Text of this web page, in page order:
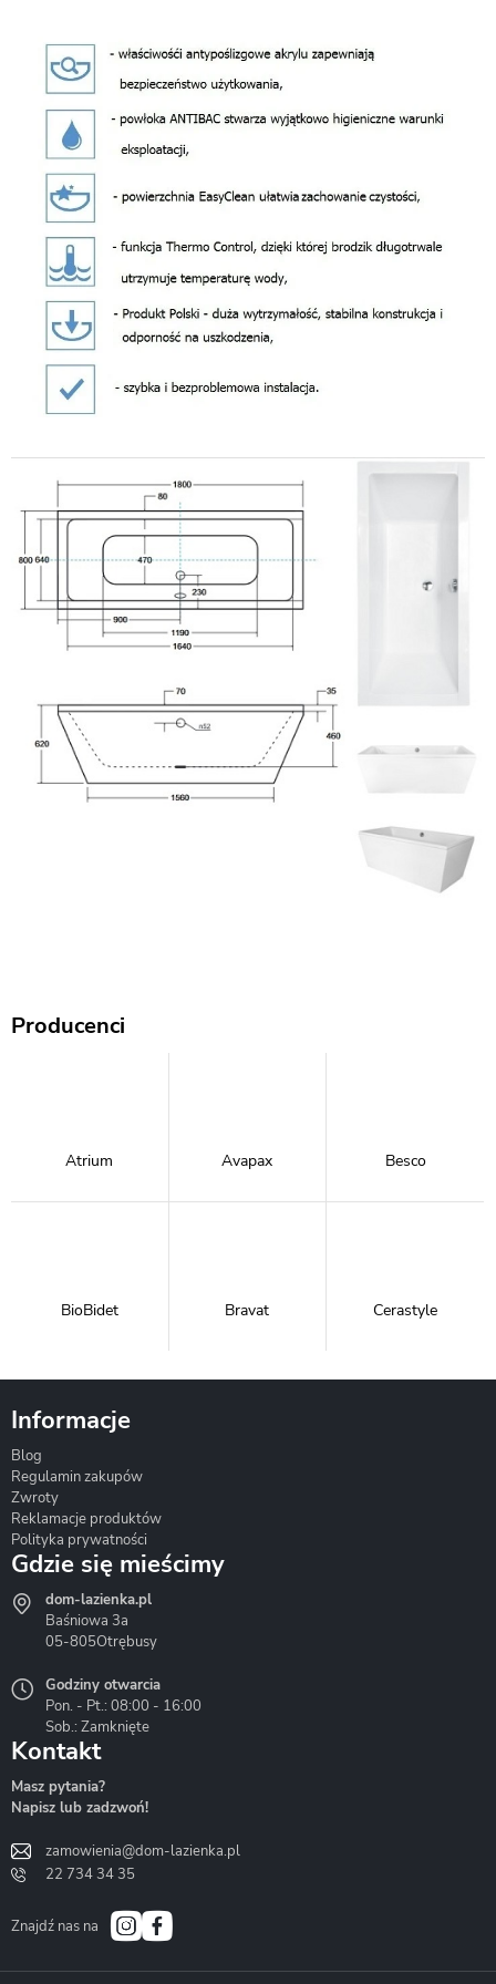
Producenci
Atrium Avapax Besco
BioBidet Bravat Cerastyle
Hydrostop
Liveno
Bath&Spa
Informacje
Blog
Regulamin zakupów
Zwroty
Reklamacje produktów
Polityka prywatności
Gdzie się mieścimy
dom-lazienka.pl
Baśniowa 3a
05-805Otrębusy
Godziny otwarcia
Pon. - Pt.: 08:00 - 16:00
Sob.: Zamknięte
Kontakt
Masz pytania?
Napisz lub zadzwoń!
zamowienia@dom-lazienka.pl
22 734 34 35
Znajdź nas na